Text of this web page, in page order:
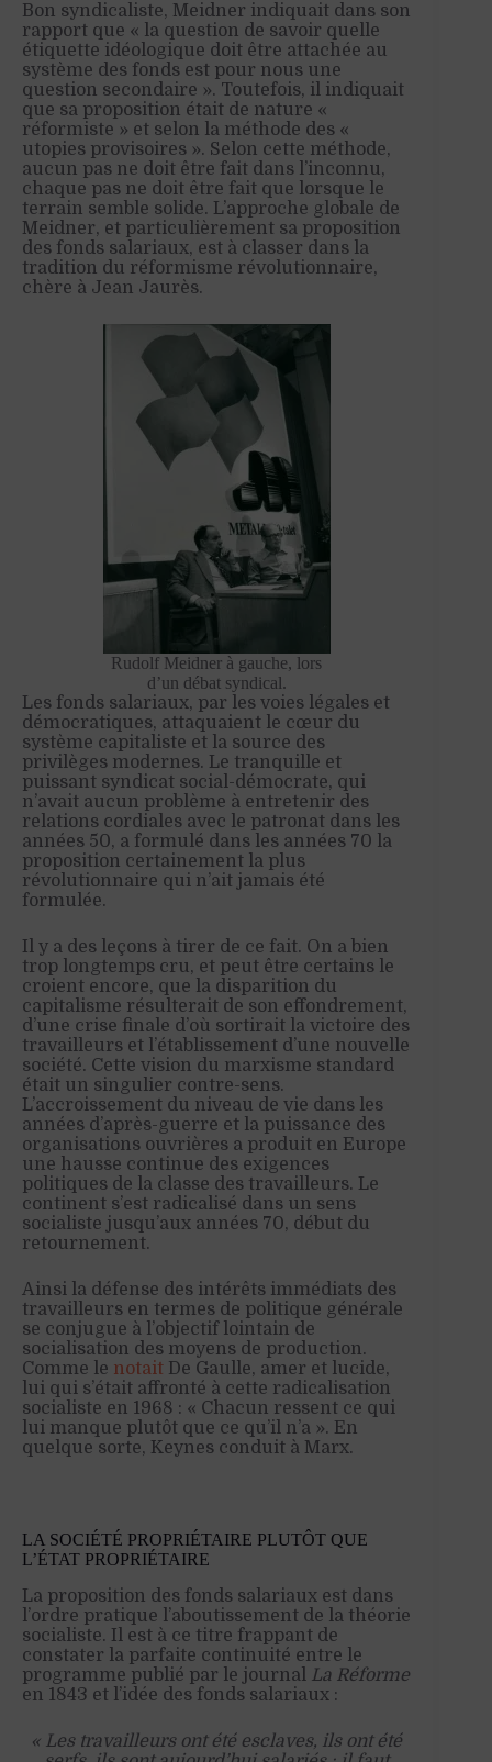
Bon syndicaliste, Meidner indiquait dans son
rapport que « la question de savoir quelle
étiquette idéologique doit être attachée au
système des fonds est pour nous une
question secondaire ». Toutefois, il indiquait
que sa proposition était de nature «
réformiste » et selon la méthode des «
utopies provisoires ». Selon cette méthode,
aucun pas ne doit être fait dans l’inconnu,
chaque pas ne doit être fait que lorsque le
terrain semble solide. L’approche globale de
Meidner, et particulièrement sa proposition
des fonds salariaux, est à classer dans la
tradition du réformisme révolutionnaire,
chère à Jean Jaurès.
Rudolf Meidner à gauche, lors
d’un débat syndical.
Les fonds salariaux, par les voies légales et
démocratiques, attaquaient le cœur du
système capitaliste et la source des
privilèges modernes. Le tranquille et
puissant syndicat social-démocrate, qui
n’avait aucun problème à entretenir des
relations cordiales avec le patronat dans les
années 50, a formulé dans les années 70 la
proposition certainement la plus
révolutionnaire qui n’ait jamais été
formulée.
Il y a des leçons à tirer de ce fait. On a bien
trop longtemps cru, et peut être certains le
croient encore, que la disparition du
capitalisme résulterait de son effondrement,
d’une crise finale d’où sortirait la victoire des
travailleurs et l’établissement d’une nouvelle
société. Cette vision du marxisme standard
était un singulier contre-sens.
L’accroissement du niveau de vie dans les
années d’après-guerre et la puissance des
organisations ouvrières a produit en Europe
une hausse continue des exigences
politiques de la classe des travailleurs. Le
continent s’est radicalisé dans un sens
socialiste jusqu’aux années 70, début du
retournement.
Ainsi la défense des intérêts immédiats des
travailleurs en termes de politique générale
se conjugue à l’objectif lointain de
socialisation des moyens de production.
Comme le notait De Gaulle, amer et lucide,
lui qui s’était affronté à cette radicalisation
socialiste en 1968 : « Chacun ressent ce qui
lui manque plutôt que ce qu’il n’a ». En
quelque sorte, Keynes conduit à Marx.
LA SOCIÉTÉ PROPRIÉTAIRE PLUTÔT QUE
L’ÉTAT PROPRIÉTAIRE
La proposition des fonds salariaux est dans
l’ordre pratique l’aboutissement de la théorie
socialiste. Il est à ce titre frappant de
constater la parfaite continuité entre le
programme publié par le journal La Réforme
en 1843 et l’idée des fonds salariaux :
« Les travailleurs ont été esclaves, ils ont été